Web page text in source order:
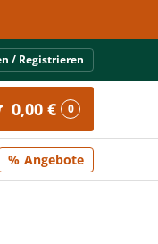
/ Registrieren
0,00 € 0
Angebote